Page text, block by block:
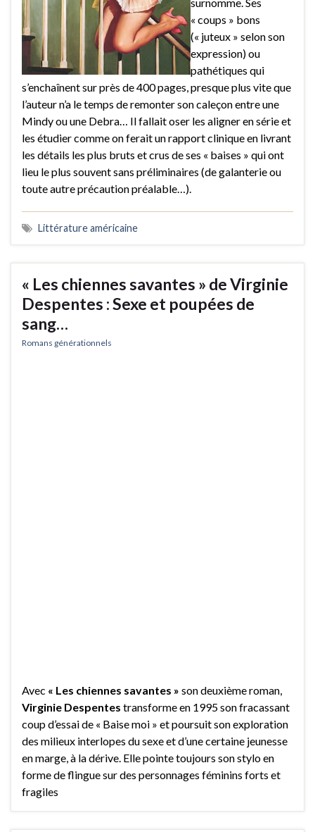
« coups » bons
(« juteux » selon son
expression) ou
pathétiques qui
s’enchaînent sur près de 400 pages, presque plus vite que
l’auteur n’a le temps de remonter son caleçon entre une
Mindy ou une Debra… Il fallait oser les aligner en série et
les étudier comme on ferait un rapport clinique en livrant
les détails les plus bruts et crus de ses « baises » qui ont
lieu le plus souvent sans préliminaires (de galanterie ou
toute autre précaution préalable…).
Littérature américaine
« Les chiennes savantes » de Virginie
Despentes : Sexe et poupées de
sang…
Romans générationnels
Avec « Les chiennes savantes » son deuxième roman,
Virginie Despentes transforme en 1995 son fracassant
coup d’essai de « Baise moi » et poursuit son exploration
des milieux interlopes du sexe et d’une certaine jeunesse
en marge, à la dérive. Elle pointe toujours son stylo en
forme de flingue sur des personnages féminins forts et
fragiles